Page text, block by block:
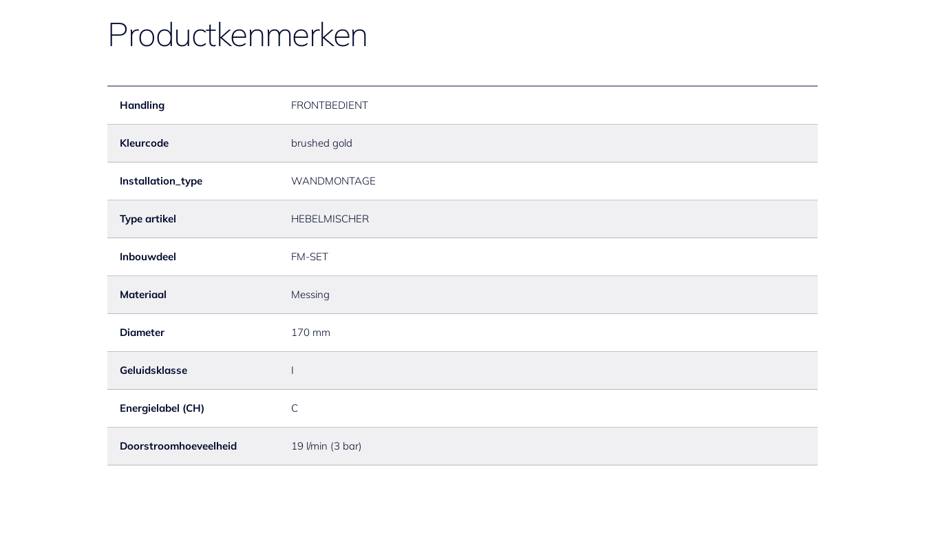
Productkenmerken
Handling FRONTBEDIENT
Kleurcode brushed gold
Installation_type WANDMONTAGE
Type artikel HEBELMISCHER
Inbouwdeel FM-SET
Materiaal Messing
Diameter 170 mm
Geluidsklasse I
Energielabel (CH) C
Doorstroomhoeveelheid 19 l/min (3 bar)